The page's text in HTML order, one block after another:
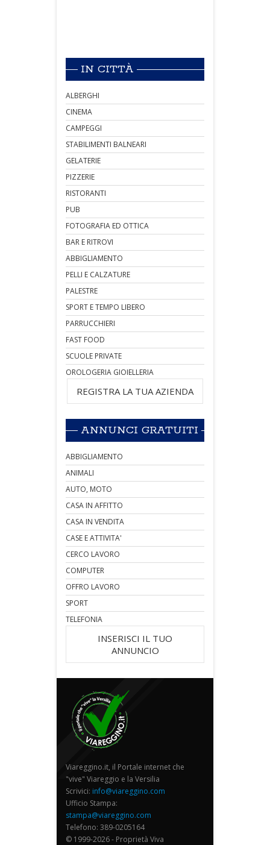
IN CITTÀ
ALBERGHI
CINEMA
CAMPEGGI
STABILIMENTI BALNEARI
GELATERIE
PIZZERIE
RISTORANTI
PUB
FOTOGRAFIA ED OTTICA
BAR E RITROVI
ABBIGLIAMENTO
PELLI E CALZATURE
PALESTRE
SPORT E TEMPO LIBERO
PARRUCCHIERI
FAST FOOD
SCUOLE PRIVATE
OROLOGERIA GIOIELLERIA
REGISTRA LA TUA AZIENDA
ANNUNCI GRATUITI
ABBIGLIAMENTO
ANIMALI
AUTO, MOTO
CASA IN AFFITTO
CASA IN VENDITA
CASE E ATTIVITA'
CERCO LAVORO
COMPUTER
OFFRO LAVORO
SPORT
TELEFONIA
INSERISCI IL TUO
ANNUNCIO
Viareggino.it, il Portale internet che
"vive" Viareggio e la Versilia
Scrivici: info@viareggino.com
Ufficio Stampa:
stampa@viareggino.com
Telefono: 389-0205164
© 1999-2026 - Proprietà Viva